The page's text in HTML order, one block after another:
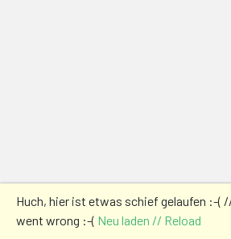
Huch, hier ist etwas schief gelaufen :-(
went wrong :-( Neu laden // Reload